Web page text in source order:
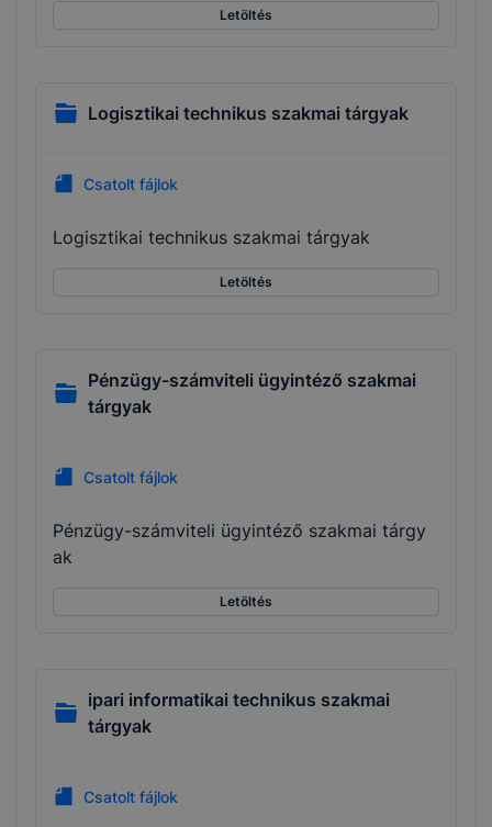
Letöltés
Logisztikai technikus szakmai tárgyak
Csatolt fájlok
Logisztikai technikus szakmai tárgyak
Letöltés
Pénzügy-számviteli ügyintéző szakmai
tárgyak
Csatolt fájlok
Pénzügy-számviteli ügyintéző szakmai tárgy
ak
Letöltés
ipari informatikai technikus szakmai
tárgyak
Csatolt fájlok